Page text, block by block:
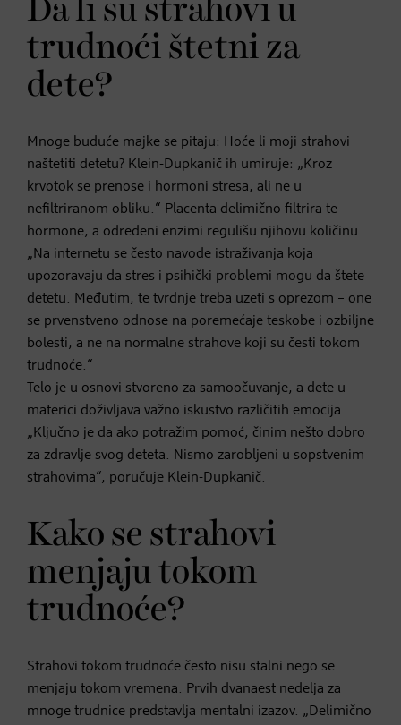
Da li su strahovi u
trudnoći štetni za
dete?
Mnoge buduće majke se pitaju: Hoće li moji strahovi
naštetiti detetu? Klein-Dupkanič ih umiruje: „Kroz
krvotok se prenose i hormoni stresa, ali ne u
nefiltriranom obliku.“ Placenta delimično filtrira te
hormone, a određeni enzimi regulišu njihovu količinu.
„Na internetu se često navode istraživanja koja
upozoravaju da stres i psihički problemi mogu da štete
detetu. Međutim, te tvrdnje treba uzeti s oprezom – one
se prvenstveno odnose na poremećaje teskobe i ozbiljne
bolesti, a ne na normalne strahove koji su česti tokom
trudnoće.“
Telo je u osnovi stvoreno za samoočuvanje, a dete u
materici doživljava važno iskustvo različitih emocija.
„Ključno je da ako potražim pomoć, činim nešto dobro
za zdravlje svog deteta. Nismo zarobljeni u sopstvenim
strahovima“, poručuje Klein-Dupkanič.
Kako se strahovi
menjaju tokom
trudnoće?
Strahovi tokom trudnoće često nisu stalni nego se
menjaju tokom vremena. Prvih dvanaest nedelja za
mnoge trudnice predstavlja mentalni izazov. „Delimično